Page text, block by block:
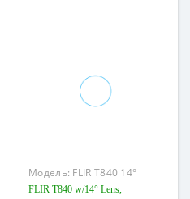
Модель: FLIR T840 14°
FLIR T840 w/14° Lens,